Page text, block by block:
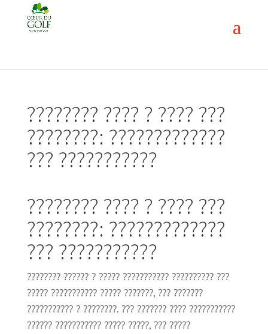
???????? ???? ? ???? ???
????????: ?????????????
??? ???????????
???????? ???? ? ???? ???
????????: ?????????????
??? ???????????
???????? ?????? ? ????? ??????????? ?????????? ???
????? ??????????? ????? ???????, ??? ???????
??????????? ? ????????. ??? ??????? ???? ???????????
?????? ??????????? ????? ?????, ??? ?????